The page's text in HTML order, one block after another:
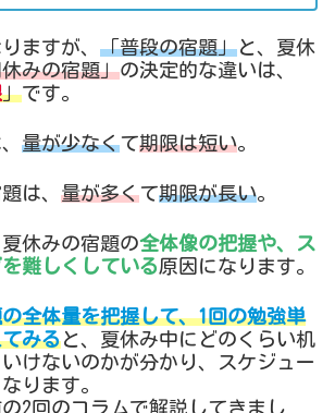
ますが、 「普段の宿題」と、夏休
みの宿題」の決定的な違いは、
」です。
量が少なくて期限は短い。
は、 量が多くて期限が長い。
休みの宿題の全体像の把握や、ス
難しくしている原因になります。
全体量を把握して、1回の勉強単
みると、夏休み中にどのくらい机
けないのかが分かり、スケジュー
ります。
2回のコラムで解説してきまし